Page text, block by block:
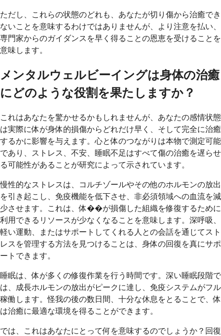
ただし、これらの状態のどれも、あなたが切り傷から治癒でき
ないことを意味するわけではありませんが、より注意を払い、
専門家からのガイダンスを早く得ることの恩恵を受けることを
意味します。
メンタルウェルビーイングは身体の治癒
にどのような役割を果たしますか？
これはあなたを驚かせるかもしれませんが、あなたの感情状態
は実際に体が身体的損傷からどれだけ早く、そして完全に治癒
するかに影響を与えます。心と体のつながりは本物で測定可能
であり、ストレス、不安、睡眠不足はすべて傷の治癒を遅らせ
る可能性があることが研究によって示されています。
慢性的なストレスは、コルチゾールやその他のホルモンの放出
を引き起こし、免疫機能を低下させ、非必須領域への血流を減
少させます。これは、体��が損傷した組織を修復するために
利用できるリソースが少なくなることを意味します。深呼吸、
軽い運動、またはサポートしてくれる人との会話を通じてスト
レスを管理する方法を見つけることは、身体の回復を真にサポ
ートできます。
睡眠は、体が多くの修復作業を行う時間です。深い睡眠段階で
は、成長ホルモンの放出がピークに達し、免疫システムがフル
稼働します。怪我の後の数日間、十分な休息をとることで、体
は治癒に最適な環境を得ることができます。
では、これはあなたにとって何を意味するのでしょうか？回復